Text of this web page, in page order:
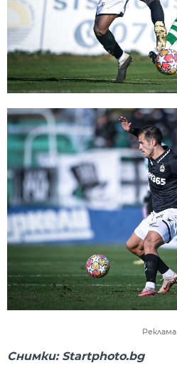
Реклама
Снимки: Startphoto.bg